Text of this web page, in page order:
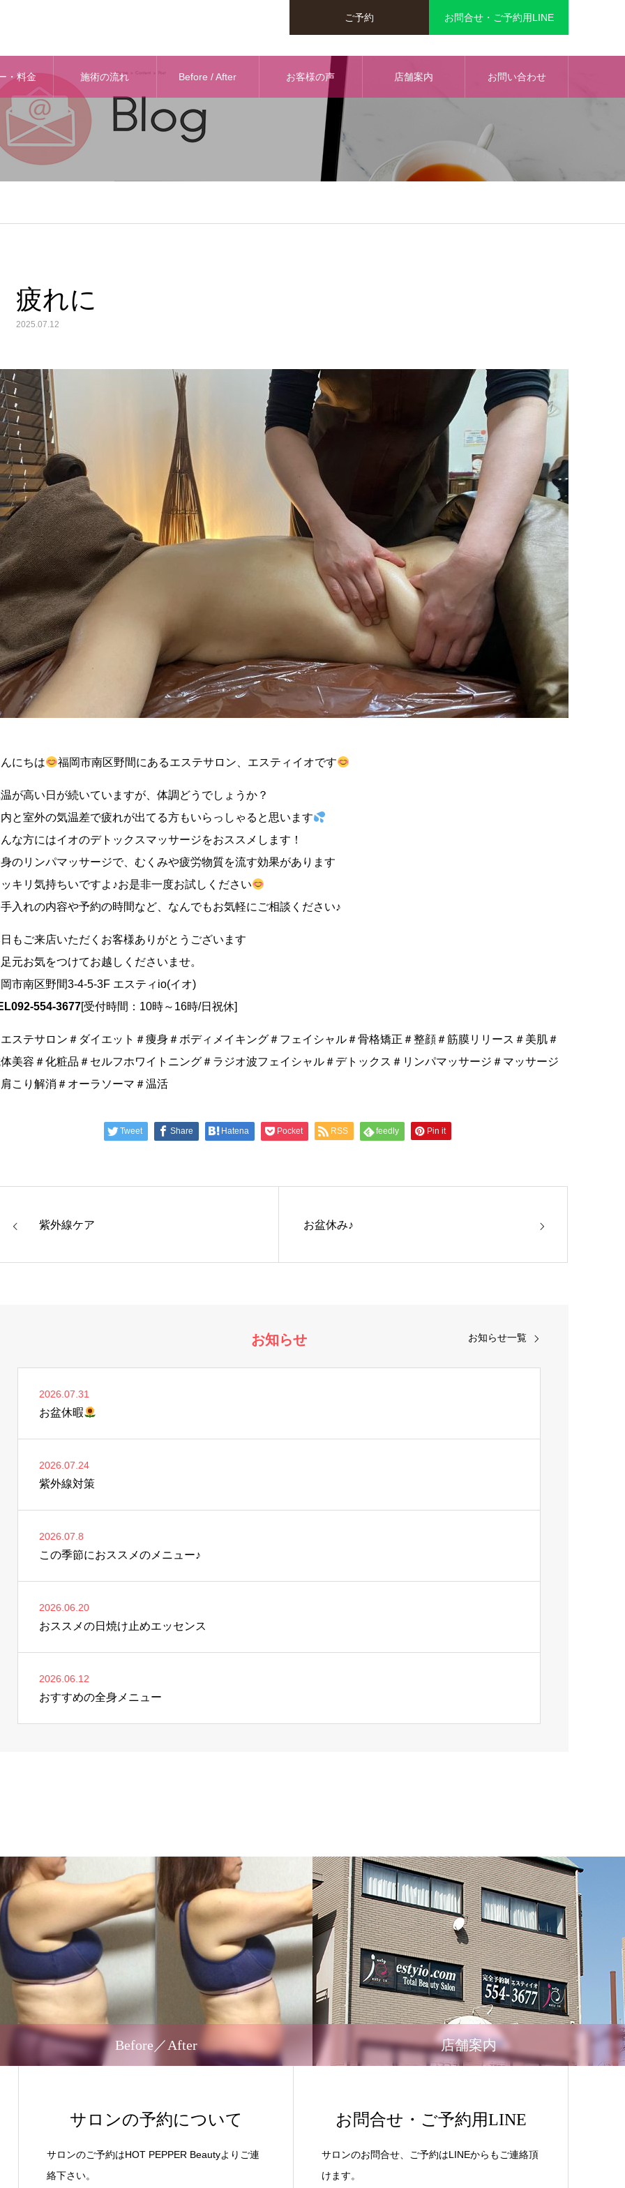
ご予約 お問合せ・ご予約用LINE
・料金 施術の流れ Before / After お客様の声 店舗案内 お問い合わせ
疲れに
2025.07.12
にちは 福岡市南区野間にあるエステサロン、エスティイオです
が高い日が続いていますが、体調どうでしょうか？
と室外の気温差で疲れが出てる方もいらっしゃると思います
な方にはイオのデトックスマッサージをおススメします！
のリンパマッサージで、むくみや疲労物質を流す効果があります
キリ気持ちいですよ♪お是非一度お試しください
入れの内容や予約の時間など、なんでもお気軽にご相談ください♪
もご来店いただくお客様ありがとうございます
元お気をつけてお越しくださいませ。
市南区野間3-4-5-3F エスティio(イオ)
554-3677[受付時間：10時～16時/日祝休]
ステサロン＃ダイエット＃痩身＃ボディメイキング＃フェイシャル＃骨格矯正＃整顔＃筋膜リリース＃美肌＃
美容＃化粧品＃セルフホワイトニング＃ラジオ波フェイシャル＃デトックス＃リンパマッサージ＃マッサージ
こり解消＃オーラソーマ＃温活
Tweet Share Hatena Pocket RSS feedly Pin it
紫外線ケア お盆休み♪
お知らせ
2026.07.31
お盆休暇
2026.07.24
紫外線対策
2026.07.8
この季節におススメのメニュー♪
2026.06.20
おススメの日焼け止めエッセンス
2026.06.12
おすすめの全身メニュー
お知らせ一覧
Before／After 店舗案内
サロンの予約について
サロンのご予約はHOT PEPPER Beautyよりご連
絡下さい。
お問合せ・ご予約用LINE
サロンのお問合せ、ご予約はLINEからもご連絡頂
けます。